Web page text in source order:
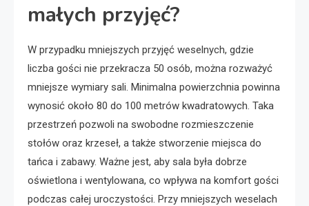
małych przyjęć?
W przypadku mniejszych przyjęć weselnych, gdzie
liczba gości nie przekracza 50 osób, można rozważyć
mniejsze wymiary sali. Minimalna powierzchnia powinna
wynosić około 80 do 100 metrów kwadratowych. Taka
przestrzeń pozwoli na swobodne rozmieszczenie
stołów oraz krzeseł, a także stworzenie miejsca do
tańca i zabawy. Ważne jest, aby sala była dobrze
oświetlona i wentylowana, co wpływa na komfort gości
podczas całej uroczystości. Przy mniejszych weselach